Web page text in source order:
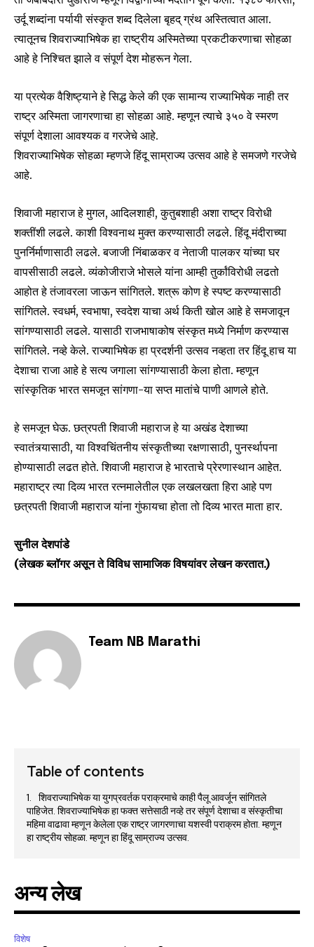
उर्दू शब्दांना पर्यायी संस्कृत शब्द दिलेला बृहद् ग्रंथ अस्तित्वात आला.
त्यातूनच शिवराज्याभिषेक हा राष्ट्रीय अस्मितेच्या प्रकटीकरणाचा सोहळा
आहे हे निश्चित झाले व संपूर्ण देश मोहरून गेला.
या प्रत्येक वैशिष्ट्याने हे सिद्ध केले की एक सामान्य राज्याभिषेक नाही तर
राष्ट्र अस्मिता जागरणाचा हा सोहळा आहे. म्हणून त्याचे ३५० वे स्मरण
संपूर्ण देशाला आवश्यक व गरजेचे आहे.
शिवराज्याभिषेक सोहळा म्हणजे हिंदू साम्राज्य उत्सव आहे हे समजणे गरजेचे
आहे.
शिवाजी महाराज हे मुगल, आदिलशाही, कुतुबशाही अशा राष्ट्र विरोधी
शक्तींशी लढले. काशी विश्वनाथ मुक्त करण्यासाठी लढले. हिंदू मंदीराच्या
पुनर्निर्माणासाठी लढले. बजाजी निंबाळकर व नेताजी पालकर यांच्या घर
वापसीसाठी लढले. व्यंकोजीराजे भोसले यांना आम्ही तुर्कांविरोधी लढतो
आहोत हे तंजावरला जाऊन सांगितले. शत्रू कोण हे स्पष्ट करण्यासाठी
सांगितले. स्वधर्म, स्वभाषा, स्वदेश याचा अर्थ किती खोल आहे हे समजावून
सांगण्यासाठी लढले. यासाठी राजभाषाकोष संस्कृत मध्ये निर्माण करण्यास
सांगितले. नव्हे केले. राज्याभिषेक हा प्रदर्शनी उत्सव नव्हता तर हिंदू हाच या
देशाचा राजा आहे हे सत्य जगाला सांगण्यासाठी केला होता. म्हणून
सांस्कृतिक भारत समजून सांगणा-या सप्त मातांचे पाणी आणले होते.
हे समजून घेऊ. छत्रपती शिवाजी महाराज हे या अखंड देशाच्या
स्वातंत्र्यासाठी, या विश्वचिंतनीय संस्कृतीच्या रक्षणासाठी, पुनर्स्थापना
होण्यासाठी लढत होते. शिवाजी महाराज हे भारताचे प्रेरणास्थान आहेत.
महाराष्ट्र त्या दिव्य भारत रत्नमालेतील एक लखलखता हिरा आहे पण
छत्रपती शिवाजी महाराज यांना गुंफायचा होता तो दिव्य भारत माता हार.
सुनील देशपांडे
(लेखक ब्लॉगर असून ते विविध सामाजिक विषयांवर लेखन करतात.)
Team NB Marathi
Table of contents
शिवराज्याभिषेक या युगप्रवर्तक पराक्रमाचे काही पैलू आवर्जून सांगितले
पाहिजेत. शिवराज्याभिषेक हा फक्त सत्तेसाठी नव्हे तर संपूर्ण देशाचा व संस्कृतीचा
महिमा वाढावा म्हणून केलेला एक राष्ट्र जागरणाचा यशस्वी पराक्रम होता. म्हणून
हा राष्ट्रीय सोहळा. म्हणून हा हिंदू साम्राज्य उत्सव.
अन्य लेख
विशेष